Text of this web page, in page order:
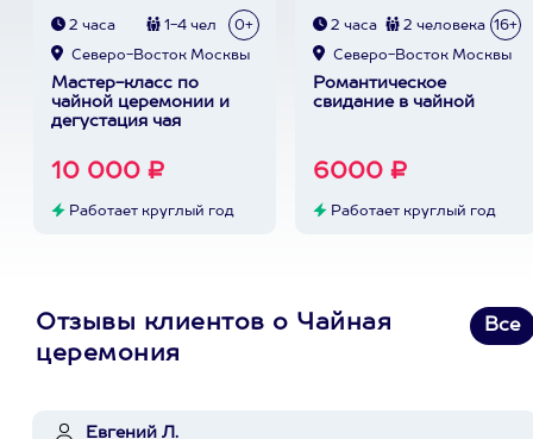
2 часа 1-4 чел 0+
Северо-Восток Москвы
Мастер-класс по
чайной церемонии и
дегустация чая
10 000 ₽
Работает круглый год
2 часа 2 человека 16+
Северо-Восток Москвы
Романтическое
свидание в чайной
6000 ₽
Работает круглый год
Отзывы клиентов о Чайная
церемония
Все
Евгений Л.